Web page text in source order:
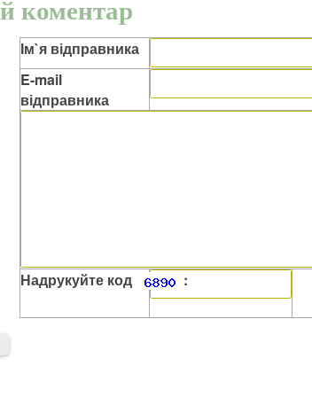
коментар
Ім`я відправника
E-mail
відправника
Надрукуйте код :